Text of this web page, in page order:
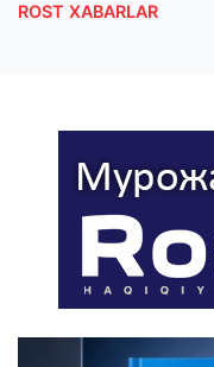
ROST XABARLAR